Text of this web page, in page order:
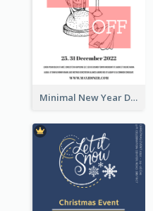
Minimal New Year Dinning Promotion Design Idea